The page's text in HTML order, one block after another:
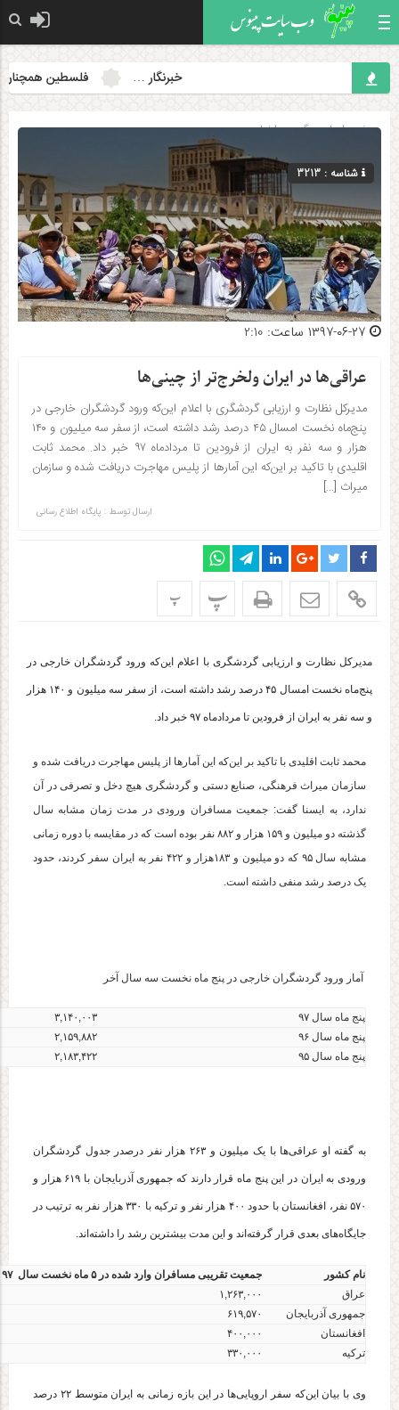
خبرنگار … فلسطین همچنان
صفحه اصلی» گروه »اخبار
شناسه : 3213
عراقی‌ها در ایران ولخرج‌تر از چینی‌ها
مدیرکل نظارت و ارزیابی گردشگری با اعلام این‌که ورود گردشگران خارجی در
پنج‌ماه نخست امسال ۴۵ درصد رشد داشته است، از سفر سه میلیون و ۱۴۰
هزار و سه نفر به ایران از فرودین‌ تا مردادماه ۹۷ خبر داد. محمد ثابت
اقلیدی با تاکید بر این‌که این آمارها از پلیس مهاجرت دریافت شده و سازمان
میراث […]
ارسال توسط : پایگاه اطلاع رسانی
پ پ
مدیرکل نظارت و ارزیابی گردشگری با اعلام این‌که ورود گردشگران خارجی در
پنج‌ماه نخست امسال ۴۵ درصد رشد داشته است، از سفر سه میلیون و ۱۴۰ هزار
و سه نفر به ایران از فرودین‌ تا مردادماه ۹۷ خبر داد.
محمد ثابت اقلیدی با تاکید بر این‌که این آمارها از پلیس مهاجرت دریافت شده و
سازمان میراث فرهنگی، صنایع دستی و گردشگری هیچ دخل و تصرفی در آن
ندارد، به ایسنا گفت: جمعیت مسافران ورودی در مدت زمان مشابه سال
گذشته دو میلیون و ۱۵۹ هزار و ۸۸۲ نفر بوده است که در مقایسه با دوره زمانی
مشابه سال ۹۵ که دو میلیون و ۱۸۳هزار و ۴۲۲ نفر به ایران سفر کردند، حدود
یک درصد رشد منفی داشته است.
آمار ورود گردشگران خارجی در پنج ماه نخست سه سال آخر
پنج ماه سال ۹۷
۳,۱۴۰,۰۰۳
پنج ماه سال ۹۶
۲,۱۵۹,۸۸۲
پنج ماه سال ۹۵
۲,۱۸۳,۴۲۲
به گفته او عراقی‌ها با یک میلیون و ۲۶۳ هزار نفر درصدر جدول گردشگران
ورودی به ایران در این پنج ماه قرار دارند که جمهوری آذربایجان با ۶۱۹ هزار و
۵۷۰ نفر، افغانستان با حدود ۴۰۰ هزار نفر و ترکیه با ۳۳۰ هزار نفر به ترتیب در
جایگاه‌های بعدی قرار گرفته‌اند و این مدت بیشترین رشد را داشته‌اند.
نام کشور
جمعیت تقریبی مسافران وارد شده در ۵ ماه نخست سال ۹۷
عراق
۱,۲۶۳,۰۰۰
جمهوری آذربایجان
۶۱۹,۵۷۰
افغانستان
۴۰۰,۰۰۰
ترکیه
۳۳۰,۰۰۰
وی با بیان این‌که سفر اروپایی‌ها در این بازه زمانی به ایران متوسط ۲۲ درصد